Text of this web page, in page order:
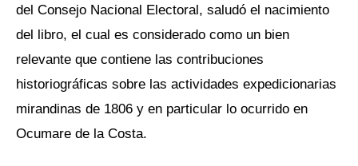
del Consejo Nacional Electoral, saludó el nacimiento
del libro, el cual es considerado como un bien
relevante que contiene las contribuciones
historiográficas sobre las actividades expedicionarias
mirandinas de 1806 y en particular lo ocurrido en
Ocumare de la Costa.